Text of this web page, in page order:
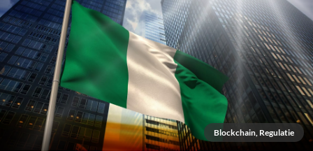
Blockchain, Regulatie